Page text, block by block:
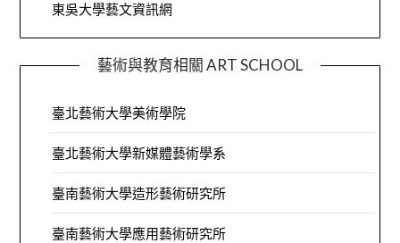
東吳大學藝文資訊網
藝術與教育相關 ART SCHOOL
臺北藝術大學美術學院
臺北藝術大學新媒體藝術學系
臺南藝術大學造形藝術研究所
臺南藝術大學應用藝術研究所